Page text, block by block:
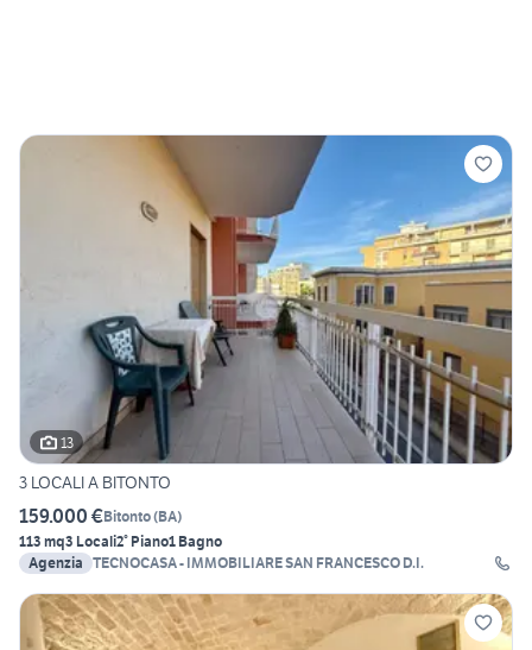
13
3 LOCALI A BITONTO
159.000 €Bitonto(BA)
113 mq3 Locali2° Piano1 Bagno
Agenzia TECNOCASA - IMMOBILIARE SAN FRANCESCO D.I.